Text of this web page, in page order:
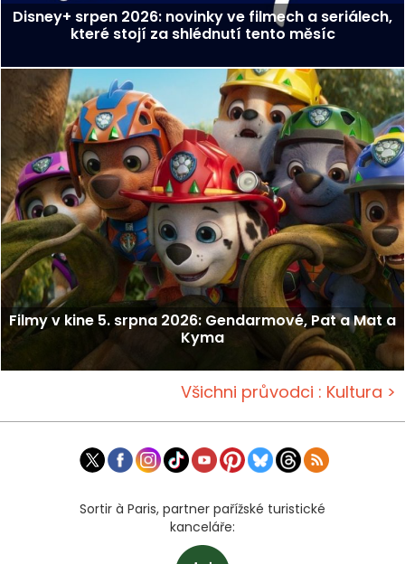
Disney+ srpen 2026: novinky ve filmech a seriálech,
které stojí za shlédnutí tento měsíc
Filmy v kine 5. srpna 2026: Gendarmové, Pat a Mat a
Kyma
Všichni průvodci : Kultura >
Sortir à Paris, partner pařížské turistické
kanceláře: